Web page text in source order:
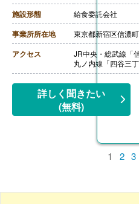
施設形態 給食委託会社
事業所所在地 東京都新宿区信濃
アクセス
JR中央・総武線「
丸ノ内線「四谷三
詳しく聞きたい
(無料)
1 2 3